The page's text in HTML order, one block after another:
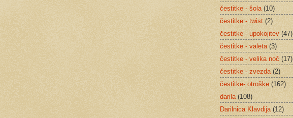
čestitke - šola (10)
čestitke - twist (2)
čestitke - upokojitev (47)
čestitke - valeta (3)
čestitke - velika noč (17)
čestitke - zvezda (2)
čestitke- otroške (162)
darila (108)
Darilnica Klavdija (12)